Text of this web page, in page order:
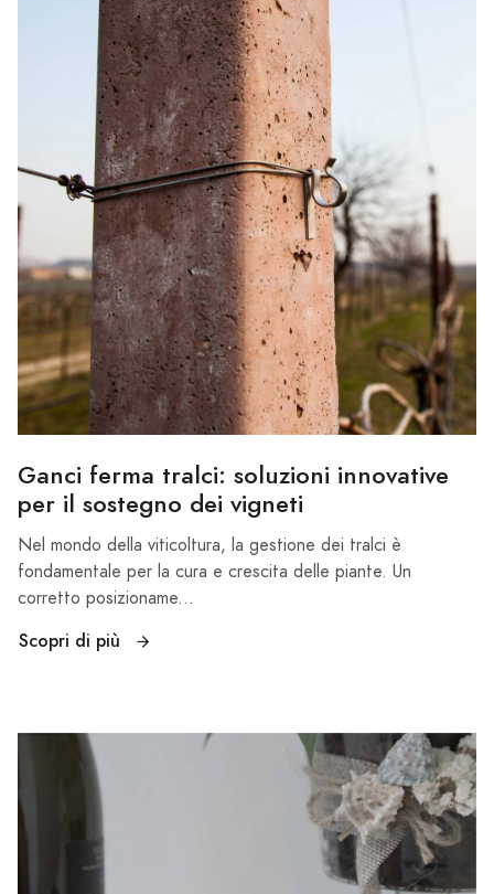
Ganci ferma tralci: soluzioni innovative
per il sostegno dei vigneti
Nel mondo della viticoltura, la gestione dei tralci è
fondamentale per la cura e crescita delle piante. Un
corretto posizioname...
Scopri di più